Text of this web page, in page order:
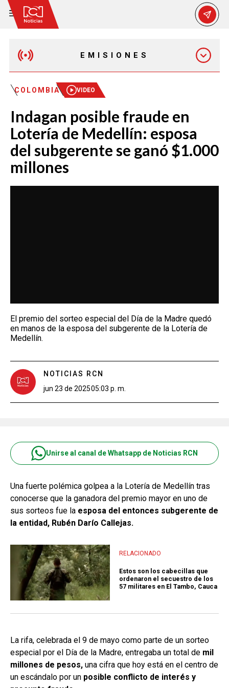
EMISIONES
MAÑANA EXPRESS
EMISIÓN 12:30 PM
EMISIÓN 7:00 PM
EMISIÓN 11:30 PM
COLOMBIA VIDEO
Indagan posible fraude en
Lotería de Medellín: esposa
del subgerente se ganó $1.000
millones
El premio del sorteo especial del Día de la Madre quedó
en manos de la esposa del subgerente de la Lotería de
Medellín.
NOTICIAS RCN
jun 23 de 202505:03 p. m.
Unirse al canal de Whatsapp de Noticias RCN
Una fuerte polémica golpea a la Lotería de Medellín tras
conocerse que la ganadora del premio mayor en uno de
sus sorteos fue la esposa del entonces subgerente de
la entidad, Rubén Darío Callejas.
RELACIONADO
Estos son los cabecillas que
ordenaron el secuestro de los
57 militares en El Tambo, Cauca
La rifa, celebrada el 9 de mayo como parte de un sorteo
especial por el Día de la Madre, entregaba un total de mil
millones de pesos, una cifra que hoy está en el centro de
un escándalo por un posible conflicto de interés y